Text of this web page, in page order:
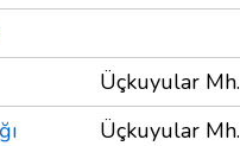
Üçkuyular Mh.
Üçkuyular Mh.